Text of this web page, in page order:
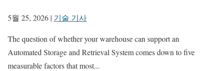
5월 25, 2026 | 기술 기사
The question of whether your warehouse can support an
Automated Storage and Retrieval System comes down to five
measurable factors that most...